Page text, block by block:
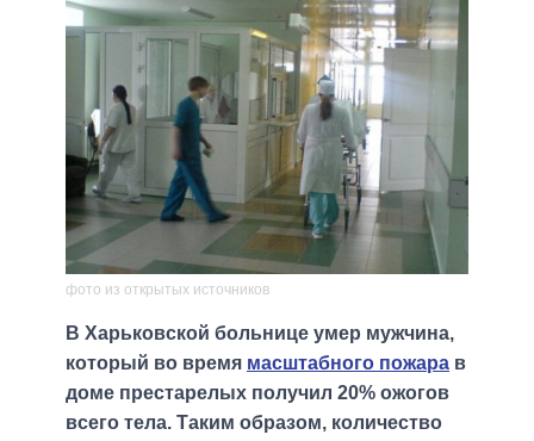
фото из открытых источников
В Харьковской больнице умер мужчина,
который во время масштабного пожара в
доме престарелых получил 20% ожогов
всего тела. Таким образом, количество